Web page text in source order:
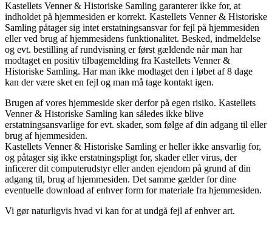
Kastellets Venner & Historiske Samling garanterer ikke for, at
indholdet på hjemmesiden er korrekt. Kastellets Venner & Historiske
Samling påtager sig intet erstatningsansvar for fejl på hjemmesiden
eller ved brug af hjemmesidens funktionalitet. Besked, indmeldelse
og evt. bestilling af rundvisning er først gældende når man har
modtaget en positiv tilbagemelding fra Kastellets Venner &
Historiske Samling. Har man ikke modtaget den i løbet af 8 dage
kan der være sket en fejl og man må tage kontakt igen.
Brugen af vores hjemmeside sker derfor på egen risiko. Kastellets
Venner & Historiske Samling kan således ikke blive
erstatningsansvarlige for evt. skader, som følge af din adgang til eller
brug af hjemmesiden.
Kastellets Venner & Historiske Samling er heller ikke ansvarlig for,
og påtager sig ikke erstatningspligt for, skader eller virus, der
inficerer dit computerudstyr eller anden ejendom på grund af din
adgang til, brug af hjemmesiden. Det samme gælder for dine
eventuelle download af enhver form for materiale fra hjemmesiden.
Vi gør naturligvis hvad vi kan for at undgå fejl af enhver art.